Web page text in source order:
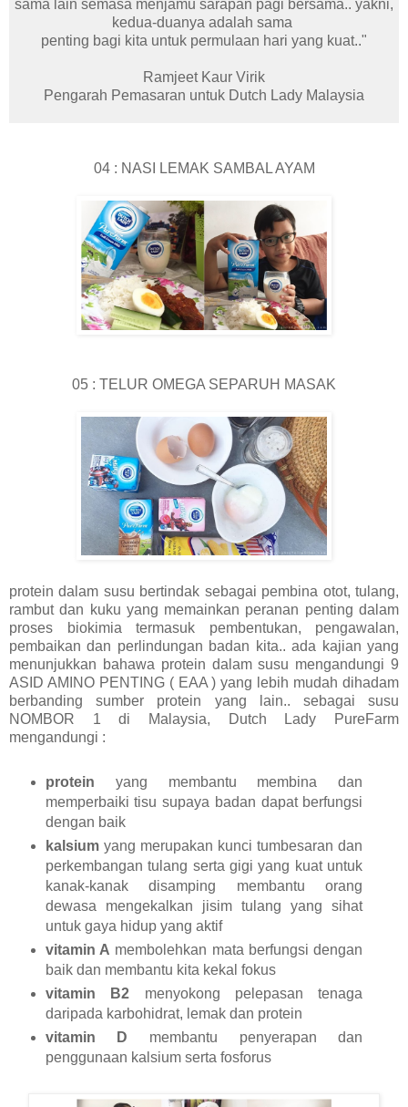
sama lain semasa menjamu sarapan pagi bersama.. yakni,
kedua-duanya adalah sama
penting bagi kita untuk permulaan hari yang kuat.."
Ramjeet Kaur Virik
Pengarah Pemasaran untuk Dutch Lady Malaysia
04 : NASI LEMAK SAMBAL AYAM
05 : TELUR OMEGA SEPARUH MASAK
protein dalam susu bertindak sebagai pembina otot, tulang,
rambut dan kuku yang memainkan peranan penting dalam
proses biokimia termasuk pembentukan, pengawalan,
pembaikan dan perlindungan badan kita.. ada kajian yang
menunjukkan bahawa protein dalam susu mengandungi 9
ASID AMINO PENTING ( EAA ) yang lebih mudah dihadam
berbanding sumber protein yang lain.. sebagai susu
NOMBOR 1 di Malaysia, Dutch Lady PureFarm
mengandungi :
protein yang membantu membina dan
memperbaiki tisu supaya badan dapat berfungsi
dengan baik
kalsiumyang merupakan kunci tumbesaran dan
perkembangan tulang serta gigi yang kuat untuk
kanak-kanak disamping membantu orang
dewasa mengekalkan jisim tulang yang sihat
untuk gaya hidup yang aktif
vitamin A membolehkan mata berfungsi dengan
baik dan membantu kita kekal fokus
vitamin B2 menyokong pelepasan tenaga
daripada karbohidrat, lemak dan protein
vitamin D membantu penyerapan dan
penggunaan kalsium serta fosforus